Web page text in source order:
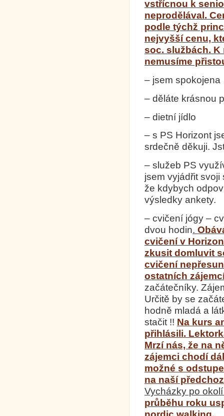
vstřícnou k
neprodělával.
podle týchž
nejvyšší cenu,
soc. službách. K
nemusíme
– jsem spokojena
– děláte krásnou
– dietní jídlo
– s PS Horizont
srdečně děkuji.
– služeb PS
jsem vyjádřit
že kdybych
výsledky ankety.
– cvičení jógy –
dvou hodin.
cvičení v
zkusit domluvit
cvičení
ostatních
začátečníky.
Určitě by se
hodně mladá a
stačit !! Na kurs
přihlásili.
Mrzí nás, že na
zájemci chodí
možné s
na naší
Vycházky po
průběhu roku